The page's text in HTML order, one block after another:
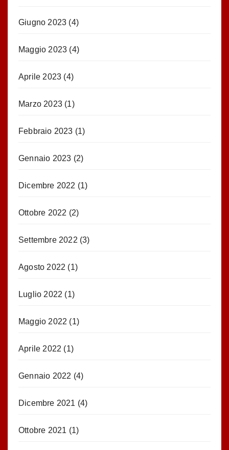
Giugno 2023 (4)
Maggio 2023 (4)
Aprile 2023 (4)
Marzo 2023 (1)
Febbraio 2023 (1)
Gennaio 2023 (2)
Dicembre 2022 (1)
Ottobre 2022 (2)
Settembre 2022 (3)
Agosto 2022 (1)
Luglio 2022 (1)
Maggio 2022 (1)
Aprile 2022 (1)
Gennaio 2022 (4)
Dicembre 2021 (4)
Ottobre 2021 (1)